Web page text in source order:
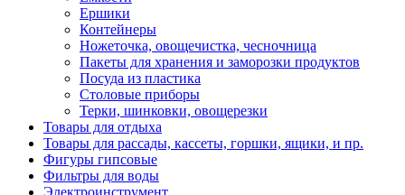
Ершики
Контейнеры
Ножеточка, овощечистка, чесночница
Пакеты для хранения и заморозки продуктов
Посуда из пластика
Столовые приборы
Терки, шинковки, овощерезки
Товары для отдыха
Товары для рассады, кассеты, горшки, ящики, и пр.
Фигуры гипсовые
Фильтры для воды